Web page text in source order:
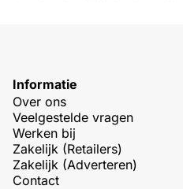
Informatie
Over ons
Veelgestelde vragen
Werken bij
Zakelijk (Retailers)
Zakelijk (Adverteren)
Contact